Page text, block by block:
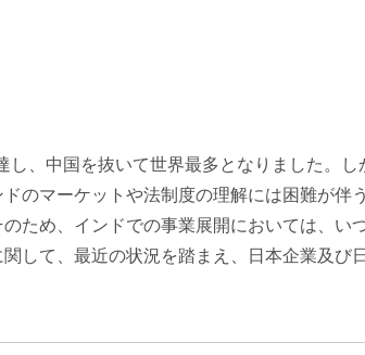
、中国を抜いて世界最多となりました。
のマーケットや法制度の理解には困難が
ため、インドでの事業展開においては、い
して、最近の状況を踏まえ、日本企業及び